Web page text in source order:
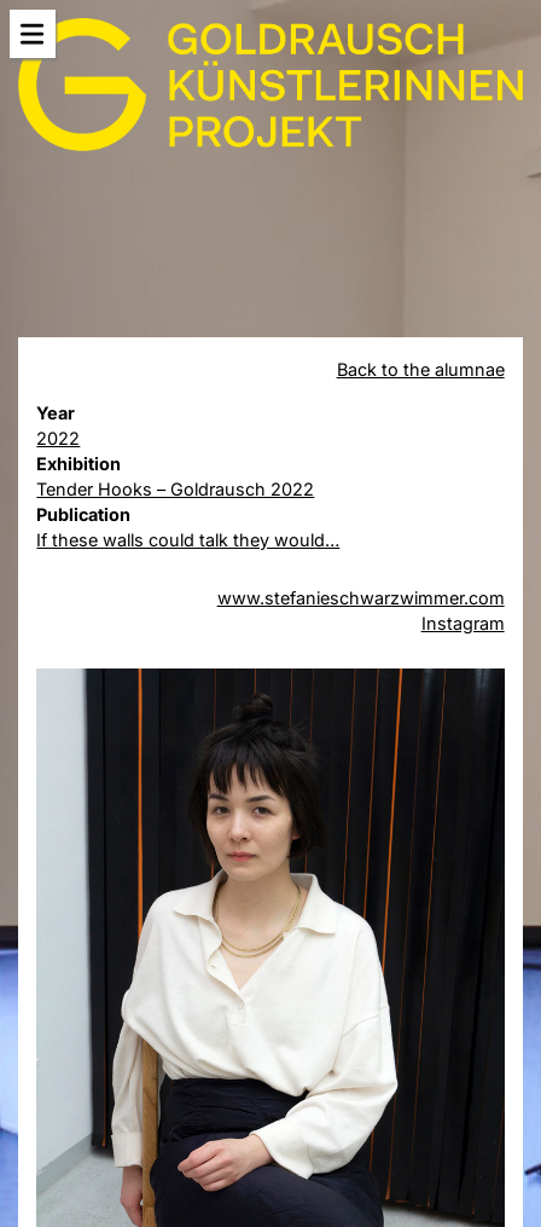
Back to the alumnae
Year
2022
Exhibition
Tender Hooks – Goldrausch 2022
Publication
If these walls could talk they would…
www.stefanieschwarzwimmer.com
Instagram